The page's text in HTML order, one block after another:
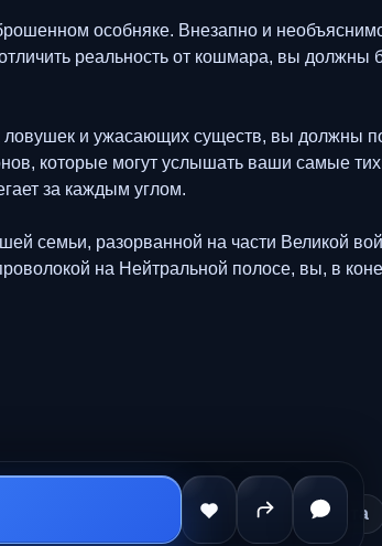
особняке. Внезапно и
реальность от кошмара, вы должны
и ужасающих существ, вы должны
которые могут услышать ваши самые
за каждым углом.
семьи, разорванной на части Великой
на Нейтральной полосе, вы, в
Оферта